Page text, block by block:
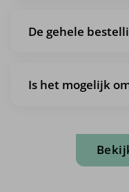
De gehele
Is het mogelijk